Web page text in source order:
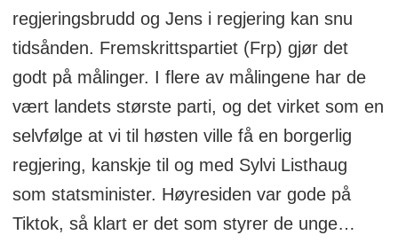
regjeringsbrudd og Jens i regjering kan snu
tidsånden. Fremskrittspartiet (Frp) gjør det
godt på målinger. I flere av målingene har de
vært landets største parti, og det virket som en
selvfølge at vi til høsten ville få en borgerlig
regjering, kanskje til og med Sylvi Listhaug
som statsminister. Høyresiden var gode på
Tiktok, så klart er det som styrer de unge…